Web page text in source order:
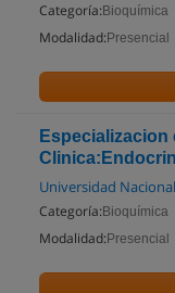
Categoría: Bioquímica
Modalidad: Presencial
Universidad
Categoría: Bioquímica
Modalidad: Presencial